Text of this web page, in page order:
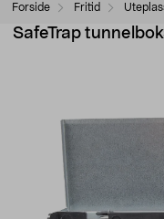
Forside Fritid
SafeTrap